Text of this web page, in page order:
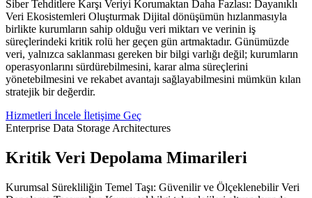
Siber Tehditlere Karşı Veriyi Korumaktan Daha Fazlası: Dayanıklı
Veri Ekosistemleri Oluşturmak Dijital dönüşümün hızlanmasıyla
birlikte kurumların sahip olduğu veri miktarı ve verinin iş
süreçlerindeki kritik rolü her geçen gün artmaktadır. Günümüzde
veri, yalnızca saklanması gereken bir bilgi varlığı değil; kurumların
operasyonlarını sürdürebilmesini, karar alma süreçlerini
yönetebilmesini ve rekabet avantajı sağlayabilmesini mümkün kılan
stratejik bir değerdir.
Hizmetleri İncele İletişime Geç
Enterprise Data Storage Architectures
Kritik Veri Depolama Mimarileri
Kurumsal Sürekliliğin Temel Taşı: Güvenilir ve Ölçeklenebilir Veri